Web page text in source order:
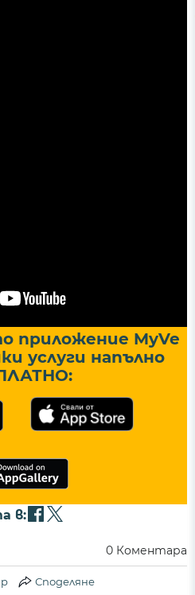
приложение MyVe
услуги напълно
в:
0 Коментара
Споделяне